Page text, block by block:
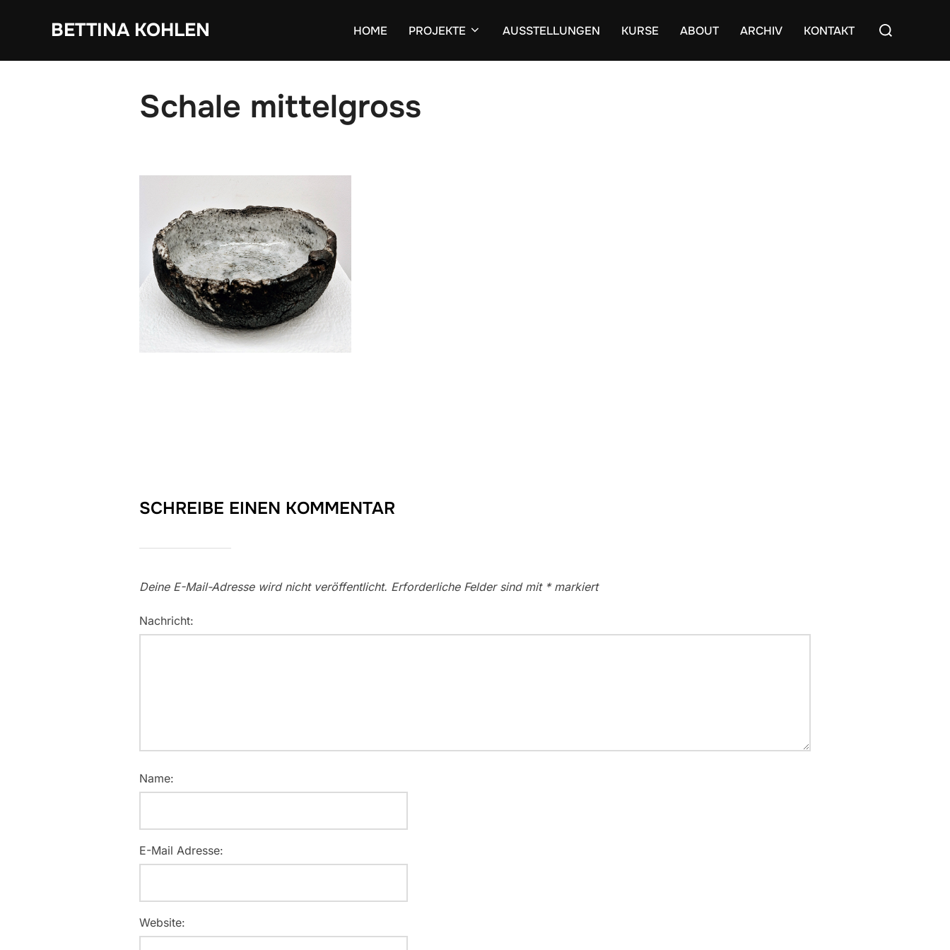
BETTINA KOHLEN HOME PROJEKTE AUSSTELLUNGEN KURSE ABOUT ARCHIV KONTAKT
Suchen
Schale mittelgross
SCHREIBE EINEN KOMMENTAR
Deine E-Mail-Adresse wird nicht veröffentlicht. Erforderliche Felder sind mit *markiert
Nachricht:
Name:
E-Mail Adresse:
Website: